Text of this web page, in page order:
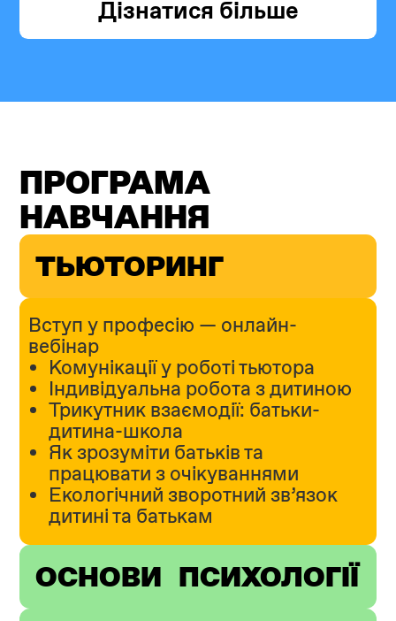
Дізнатися більше
ПРОГРАМА
НАВЧАННЯ
ТЬЮТОРИНГ
Вступ у професію — онлайн-
вебінар
Комунікації у роботі тьютора
Індивідуальна робота з дитиною
Трикутник взаємодії: батьки-
дитина-школа
Як зрозуміти батьків та
працювати з очікуваннями
Екологічний зворотний зв’язок
дитині та батькам
ОСНОВИ ПСИХОЛОГІЇ